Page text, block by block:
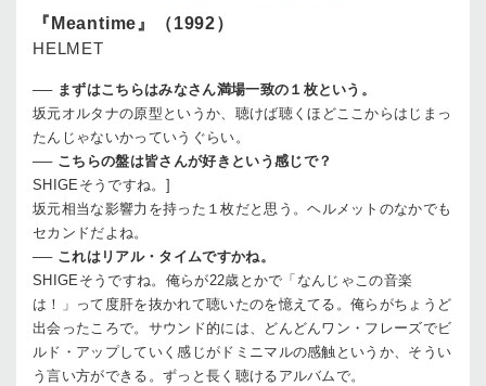
『Meantime』（1992）
HELMET
── まずはこちらはみなさん満場一致の１枚という。
坂元オルタナの原型というか、聴けば聴くほどここからはじまっ
たんじゃないかっていうぐらい。
── こちらの盤は皆さんが好きという感じで？
SHIGE そうですね。]
坂元相当な影響力を持った１枚だと思う。ヘルメットのなかでも
セカンドだよね。
── これはリアル・タイムですかね。
SHIGE そうですね。俺らが22歳とかで「なんじゃこの音楽
は！」って度肝を抜かれて聴いたのを憶えてる。俺らがちょうど
出会ったころで。サウンド的には、どんどんワン・フレーズでビ
ルド・アップしていく感じがドミニマルの感触というか、そうい
う言い方ができる。ずっと長く聴けるアルバムで。